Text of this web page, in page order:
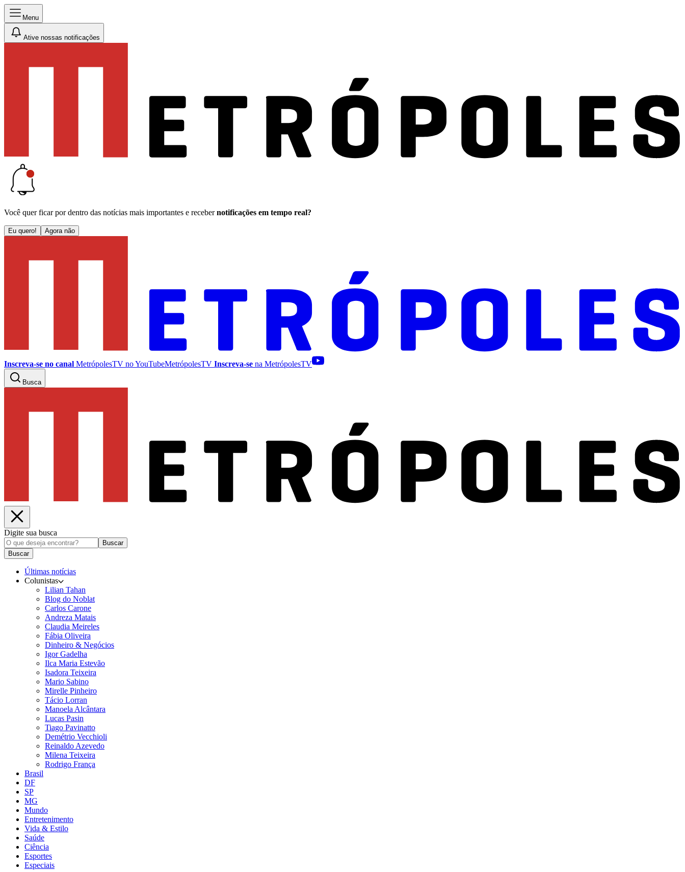
Menu
Ative nossas notificações
Você quer ficar por dentro das notícias mais importantes e receber notificações em tempo real?
Eu quero! Agora não
Inscreva-se no canal MetrópolesTV noYouTubeMetrópolesTV Inscreva-se na MetrópolesTV
Busca
Digite sua busca
Buscar
Buscar
Últimas notícias
Colunistas
Lilian Tahan
Blog do Noblat
Carlos Carone
Andreza Matais
Claudia Meireles
Fábia Oliveira
Dinheiro & Negócios
Igor Gadelha
Ilca Maria Estevão
Isadora Teixeira
Mario Sabino
Mirelle Pinheiro
Tácio Lorran
Manoela Alcântara
Lucas Pasin
Tiago Pavinatto
Demétrio Vecchioli
Reinaldo Azevedo
Milena Teixeira
Rodrigo França
Brasil
DF
SP
MG
Mundo
Entretenimento
Vida & Estilo
Saúde
Ciência
Esportes
Especiais